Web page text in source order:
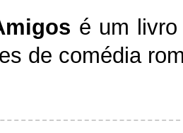
é um
de comédia